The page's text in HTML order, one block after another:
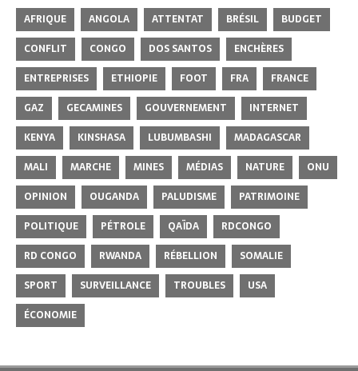
AFRIQUE ANGOLA ATTENTAT BRÉSIL
BUDGET
CONFLIT
CONGO DOS SANTOS
ENCHÈRES
ENTREPRISES
ETHIOPIE FOOT FRA
FRANCE
GAZ
GECAMINES GOUVERNEMENT
INTERNET
KENYA
KINSHASA LUBUMBASHI
MADAGASCAR
MALI
MARCHE MINES MÉDIAS NATURE
ONU
OPINION
OUGANDA PALUDISME
PATRIMOINE
POLITIQUE
PÉTROLE QAÏDA
RDCONGO
RD CONGO
RWANDA RÉBELLION
SOMALIE
SPORT
SURVEILLANCE TROUBLES
USA
ÉCONOMIE